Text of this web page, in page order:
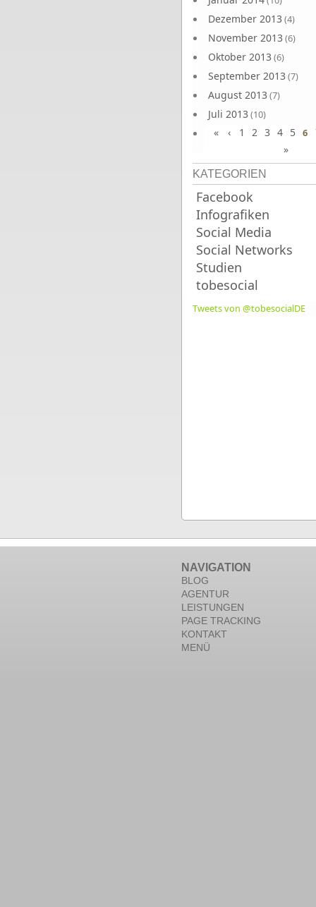
Dezember 2013 (4)
November 2013 (6)
Oktober 2013 (6)
September 2013 (7)
August 2013 (7)
Juli 2013 (10)
Juni 2013(10)
« ‹ 1 2 3 4 5 6
»
KATEGORIEN
Facebook
Infografiken
Social Media
Social Networks
Studien
tobesocial
Tweets von @tobesocialDE
NAVIGATION
BLOG
AGENTUR
LEISTUNGEN
PAGE TRACKING
KONTAKT
MENÜ